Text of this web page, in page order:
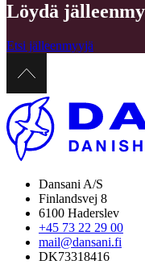
Löydä
Etsi jälleenmyyjä
Dansani A/S
Finlandsvej 8
6100 Haderslev
+45 73 22 29 00
mail@dansani.fi
DK73318416